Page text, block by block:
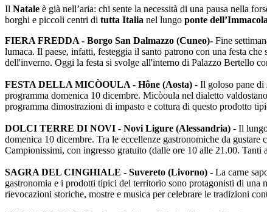
Il Natale è già nell’aria: chi sente la necessità di una pausa nella
borghi e piccoli centri di tutta Italia nel lungo ponte
FIERA FREDDA - Borgo San Dalmazzo (Cuneo)- Fine
lumaca. Il paese, infatti, festeggia il santo patrono con una festa
dell'inverno. Oggi la festa si svolge all'interno di Palazzo Bertello
FESTA DELLA MICÒOULA - Hône (Aosta) - Il goloso pane di
programma domenica 10 dicembre. Micòoula nel dialetto
programma dimostrazioni di impasto e cottura di questo prodotto
DOLCI TERRE DI NOVI - Novi Ligure (Alessandria) - Il
domenica 10 dicembre. Tra le eccellenze gastronomiche da
Campionissimi, con ingresso gratuito (dalle ore 10 alle 21.00.
SAGRA DEL CINGHIALE - Suvereto (Livorno) - La carne
gastronomia e i prodotti tipici del territorio sono protagonisti di una
rievocazioni storiche, mostre e musica per celebrare le tradizioni